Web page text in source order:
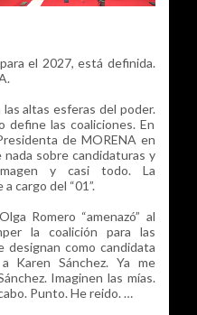
el 2027, está definida.
altas esferas del poder.
define las coaliciones. En
de MORENA en
sobre candidaturas y
imagen y casi todo. La
cargo del “01”.
Romero “amenazó” al
la coalición para las
designan como candidata
Karen Sánchez. Ya me
Imaginen las mías.
Punto. He reido. …